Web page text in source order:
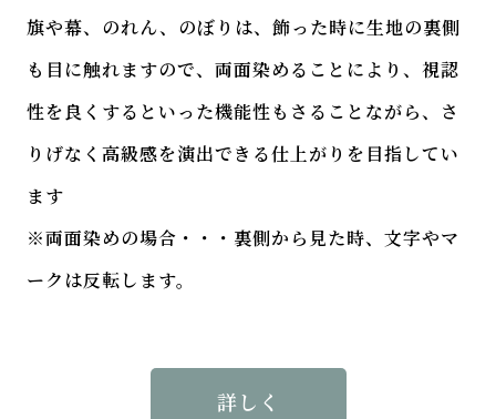
旗や幕、のれん、のぼりは、飾った時に生地の裏側
も目に触れますので、両面染めることにより、視認
性を良くするといった機能性もさることながら、さ
りげなく高級感を演出できる仕上がりを目指してい
ます
※両面染めの場合・・・裏側から見た時、文字やマ
ークは反転します。
詳しく